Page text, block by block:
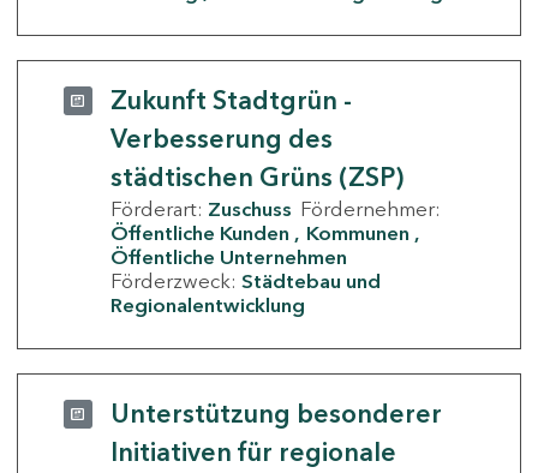
Zukunft Stadtgrün -
Verbesserung des
städtischen Grüns (ZSP)
Förderart: Zuschuss Fördernehmer:
Öffentliche Kunden
Kommunen
Öffentliche Unternehmen
Förderzweck: Städtebau und
Regionalentwicklung
Unterstützung besonderer
Initiativen für regionale